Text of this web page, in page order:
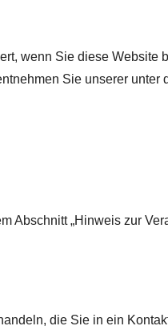
wenn Sie diese Website
Sie unserer unter
Abschnitt „Hinweis zur
die Sie in ein